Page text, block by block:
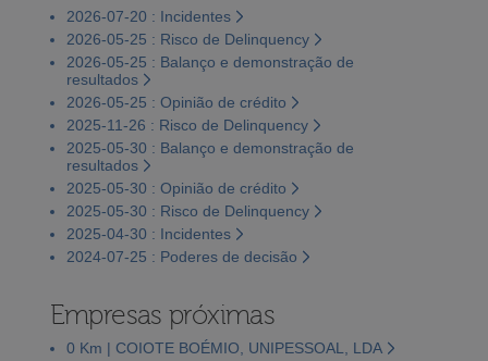
2026-07-20 : Incidentes
2026-05-25 : Risco de Delinquency
2026-05-25 : Balanço e demonstração de
resultados
2026-05-25 : Opinião de crédito
2025-11-26 : Risco de Delinquency
2025-05-30 : Balanço e demonstração de
resultados
2025-05-30 : Opinião de crédito
2025-05-30 : Risco de Delinquency
2025-04-30 : Incidentes
2024-07-25 : Poderes de decisão
Empresas próximas
0 Km | COIOTE BOÉMIO, UNIPESSOAL, LDA